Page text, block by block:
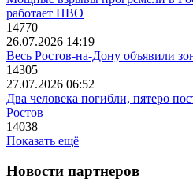
работает ПВО
14770
26.07.2026 14:19
Весь Ростов-на-Дону объявили
14305
27.07.2026 06:52
Два человека погибли, пятеро
Ростов
14038
Показать ещё
Новости партнеров